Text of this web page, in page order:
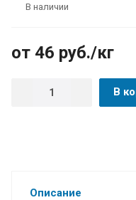
В наличии
от 46 руб./кг
В
Описание